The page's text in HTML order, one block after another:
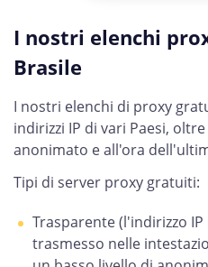
I nostri elenchi
Brasile
I nostri elenchi di proxy
indirizzi IP di vari Paesi,
anonimato e all'ora
Tipi di server proxy gratuiti:
Trasparente (l'indirizzo
trasmesso nelle